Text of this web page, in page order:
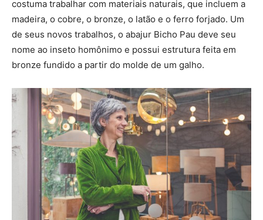
costuma trabalhar com materiais naturais, que incluem a
madeira, o cobre, o bronze, o latão e o ferro forjado. Um
de seus novos trabalhos, o abajur Bicho Pau deve seu
nome ao inseto homônimo e possui estrutura feita em
bronze fundido a partir do molde de um galho.